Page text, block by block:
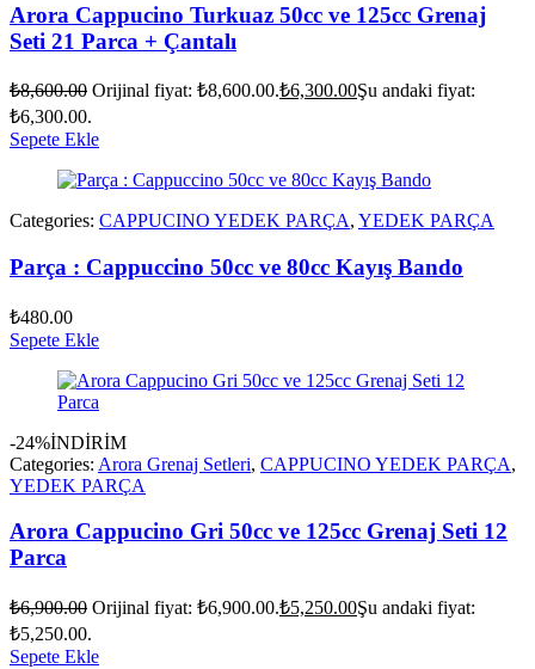
Arora Cappucino Turkuaz 50cc ve 125cc Grenaj
Seti 21 Parca + Çantalı
₺8,600.00 Orijinal fiyat: ₺8,600.00.₺6,300.00Şu andaki fiyat:
₺6,300.00.
Sepete Ekle
Categories: CAPPUCINO YEDEK PARÇA, YEDEK PARÇA
Parça : Cappuccino 50cc ve 80cc Kayış Bando
₺480.00
Sepete Ekle
-24%İNDİRİM
Categories: Arora Grenaj Setleri, CAPPUCINO YEDEK PARÇA,
YEDEK PARÇA
Arora Cappucino Gri 50cc ve 125cc Grenaj Seti 12
Parca
₺6,900.00 Orijinal fiyat: ₺6,900.00.₺5,250.00Şu andaki fiyat:
₺5,250.00.
Sepete Ekle